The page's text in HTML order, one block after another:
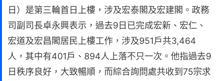
日）是第三輪首日上樓，涉及宏泰閣及宏建閣。政務
司副司長卓永興表示，過去9日已完成宏新、宏仁、
宏道及宏昌閣居民上樓工作，涉及951戶共3,464
人，其中有401戶、894人上落不只一次。他指過去9
日秩序良好，大致暢順，而綜合詢問處共收到75宗求